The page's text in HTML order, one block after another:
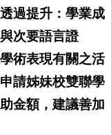
過提升：學業成
次要語言證
術表現有關之活
請姊妹校雙聯學
金額，建議善加